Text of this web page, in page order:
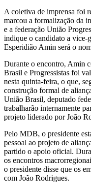
A coletiva de imprensa foi
marcou a formalização da
e a federação União
indique o candidato a vice-
Esperidião Amin será o
Durante o encontro, Amin
Brasil e Progressistas foi
nesta quinta-feira, o que,
construção formal de
União Brasil, deputado
trabalharão internamente
projeto liderado por João
Pelo MDB, o presidente
pessoal ao projeto de
partido o apoio oficial.
os encontros
o presidente disse que os
com João Rodrigues.